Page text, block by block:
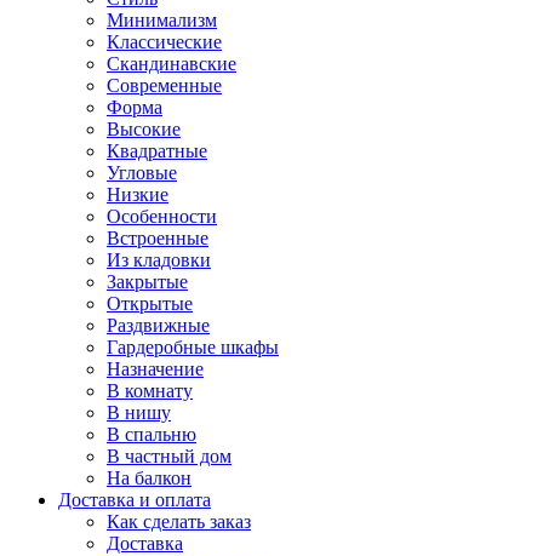
Минимализм
Классические
Скандинавские
Современные
Форма
Высокие
Квадратные
Угловые
Низкие
Особенности
Встроенные
Из кладовки
Закрытые
Открытые
Раздвижные
Гардеробные шкафы
Назначение
В комнату
В нишу
В спальню
В частный дом
На балкон
Доставка и оплата
Как сделать заказ
Доставка